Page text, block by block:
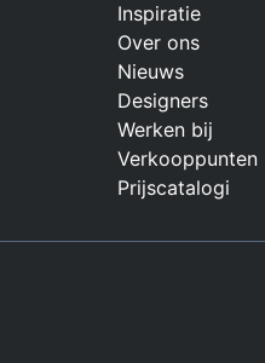
Inspiratie
Over ons
Nieuws
Designers
Werken bij
Verkooppunten
Prijscatalogi